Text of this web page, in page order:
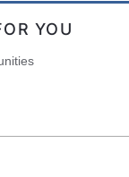
YOU